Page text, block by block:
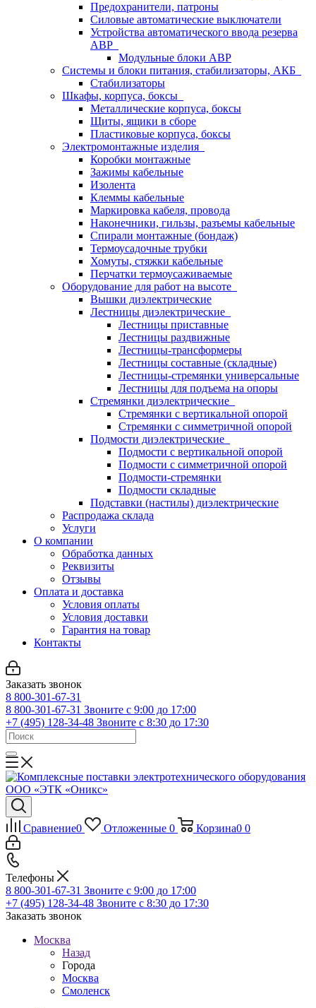
Предохранители, патроны
Силовые автоматические выключатели
Устройства автоматического ввода резерва
АВР
Модульные блоки АВР
Системы и блоки питания, стабилизаторы, АКБ
Стабилизаторы
Шкафы, корпуса, боксы
Металлические корпуса, боксы
Щиты, ящики в сборе
Пластиковые корпуса, боксы
Электромонтажные изделия
Коробки монтажные
Зажимы кабельные
Изолента
Клеммы кабельные
Маркировка кабеля, провода
Наконечники, гильзы, разъемы кабельные
Спирали монтажные (бондаж)
Термоусадочные трубки
Хомуты, стяжки кабельные
Перчатки термоусаживаемые
Оборудование для работ на высоте
Вышки диэлектрические
Лестницы диэлектрические
Лестницы приставные
Лестницы раздвижные
Лестницы-трансформеры
Лестницы составные (складные)
Лестницы-стремянки универсальные
Лестницы для подъема на опоры
Стремянки диэлектрические
Стремянки с вертикальной опорой
Стремянки с симметричной опорой
Подмости диэлектрические
Подмости с вертикальной опорой
Подмости с симметричной опорой
Подмости-стремянки
Подмости складные
Подставки (настилы) диэлектрические
Распродажа склада
Услуги
О компании
Обработка данных
Реквизиты
Отзывы
Оплата и доставка
Условия оплаты
Условия доставки
Гарантия на товар
Контакты
Заказать звонок
8 800-301-67-31
8 800-301-67-31 Звоните с 9:00 до 17:00
+7 (495) 128-34-48 Звоните с 8:30 до 17:30
Сравнение0 Отложенные 0 Корзина0 0
Телефоны
8 800-301-67-31 Звоните с 9:00 до 17:00
+7 (495) 128-34-48 Звоните с 8:30 до 17:30
Заказать звонок
Москва
Назад
Города
Москва
Смоленск